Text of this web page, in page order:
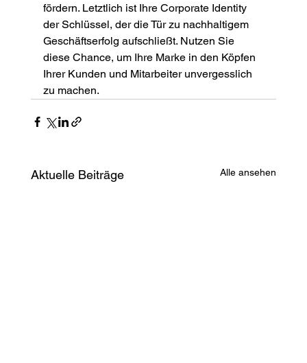
fördern. Letztlich ist Ihre Corporate Identity
der Schlüssel, der die Tür zu nachhaltigem
Geschäftserfolg aufschließt. Nutzen Sie
diese Chance, um Ihre Marke in den Köpfen
Ihrer Kunden und Mitarbeiter unvergesslich
zu machen.
Aktuelle Beiträge Alle ansehen